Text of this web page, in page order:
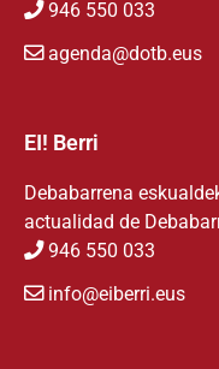
946 550 033
agenda@dotb.eus
EI! Berri
Debabarrena
actualidad de
946 550 033
info@eiberri.eus